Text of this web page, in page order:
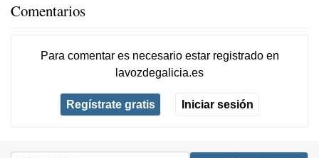
Comentarios
Para comentar es necesario estar registradoen
lavozdegalicia.es
Regístrate gratis Iniciar sesión